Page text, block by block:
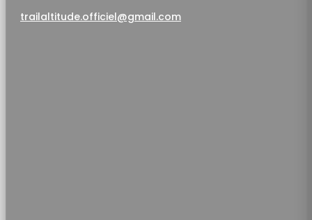
trailaltitude.officiel@gmail.com